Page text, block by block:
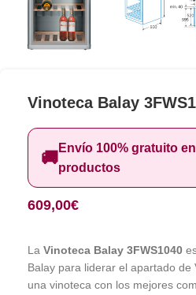
Vinoteca Balay
🚚Envío 100% gratuito
productos
609,00€
La Vinoteca Balay 3FWS1040
Balay para liderar el apartado de
una vinoteca con los mejores